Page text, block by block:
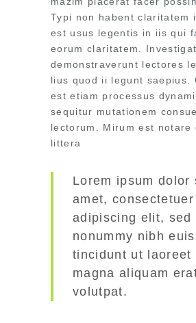
Typi non habent claritatem
est usus legentis in iis qui
eorum claritatem.
demonstraverunt lectores
lius quod ii legunt saepius.
est etiam processus
sequitur mutationem
lectorum. Mirum est notare
littera
Lorem ipsum dolor
amet, consectetuer
adipiscing elit, sed
nonummy nibh
tincidunt ut laoreet
magna aliquam
volutpat.